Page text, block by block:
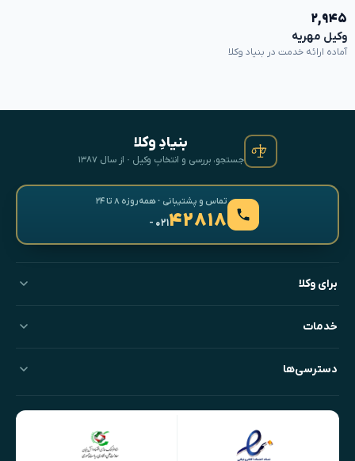
۲,۹۴۵
وکیل مهریه
آماده ارائه خدمت در بنیاد وکلا
بنیادِ وکلا
جستجو، بررسی و انتخابِ وکیل · از سال ۱۳۸۷
تماس و پشتیبانی · همه‌روزه ۸ تا ۲۴
۴۲۸۱۸- ۰۲۱
برای وکلا
خدمات
دسترسی‌ها